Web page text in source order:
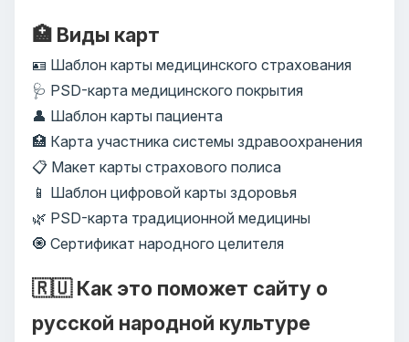
🏥 Виды карт
🪪 Шаблон карты медицинского страхования
🩺 PSD-карта медицинского покрытия
👤 Шаблон карты пациента
🏥 Карта участника системы здравоохранения
📋 Макет карты страхового полиса
📱 Шаблон цифровой карты здоровья
🌿 PSD-карта традиционной медицины
🧿 Сертификат народного целителя
🇷🇺 Как это поможет сайту о
русской народной культуре